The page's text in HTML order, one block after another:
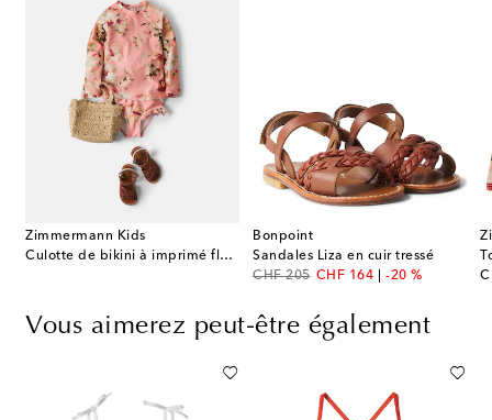
Zimmermann Kids
Culotte de bikini à imprimé floral à volants
Bonpoint
Sandales Liza en cuir tressé
CHF 205
original priceCHF 164
discount price
-20 %
Vous aimerez peut-être également